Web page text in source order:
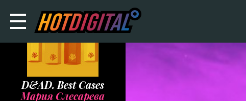
D&AD. Best Cases
Мария Слесарева